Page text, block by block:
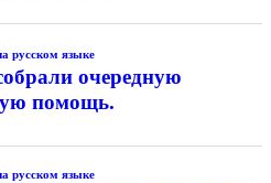
русском языке
очередную
помощь.
русском языке